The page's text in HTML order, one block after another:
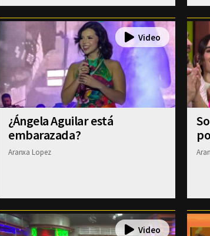
¿Ángela Aguilar está
embarazada?
Aranxa Lopez